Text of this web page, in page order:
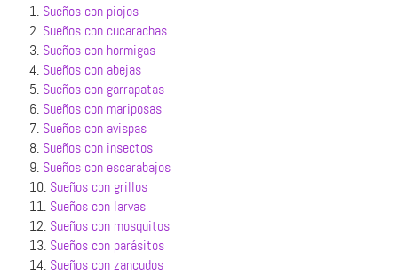
1. Sueños con piojos
2. Sueños con cucarachas
3. Sueños con hormigas
4. Sueños con abejas
5. Sueños con garrapatas
6. Sueños con mariposas
7. Sueños con avispas
8. Sueños con insectos
9. Sueños con escarabajos
10. Sueños con grillos
11. Sueños con larvas
12. Sueños con mosquitos
13. Sueños con parásitos
14. Sueños con zancudos